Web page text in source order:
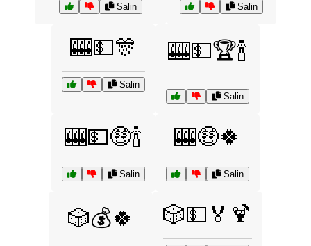
Salin Salin
🎰💵🎊
Salin
🎰💵🏆🍾
Salin
🎰💵🤑🍾
Salin
🎰🤑🍀
Salin
🎲💰🍀 🎲💵🏅🍹